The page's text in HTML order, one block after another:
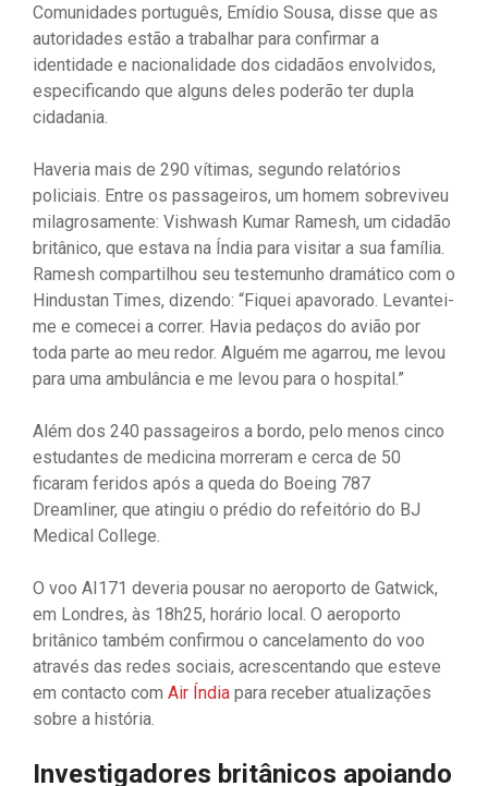
Comunidades português, Emídio Sousa, disse que as
autoridades estão a trabalhar para confirmar a
identidade e nacionalidade dos cidadãos envolvidos,
especificando que alguns deles poderão ter dupla
cidadania.
Haveria mais de 290 vítimas, segundo relatórios
policiais. Entre os passageiros, um homem sobreviveu
milagrosamente: Vishwash Kumar Ramesh, um cidadão
britânico, que estava na Índia para visitar a sua família.
Ramesh compartilhou seu testemunho dramático com o
Hindustan Times, dizendo: “Fiquei apavorado. Levantei-
me e comecei a correr. Havia pedaços do avião por
toda parte ao meu redor. Alguém me agarrou, me levou
para uma ambulância e me levou para o hospital.”
Além dos 240 passageiros a bordo, pelo menos cinco
estudantes de medicina morreram e cerca de 50
ficaram feridos após a queda do Boeing 787
Dreamliner, que atingiu o prédio do refeitório do BJ
Medical College.
O voo AI171 deveria pousar no aeroporto de Gatwick,
em Londres, às 18h25, horário local. O aeroporto
britânico também confirmou o cancelamento do voo
através das redes sociais, acrescentando que esteve
em contacto com Air Índia para receber atualizações
sobre a história.
Investigadores britânicos apoiando